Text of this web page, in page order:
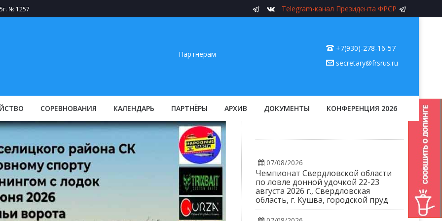
№ 1257 Telegram-канал Президента ФРСР
Партнерам
+7(930)-278-16-57
secretary@frsrus.ru
СОРЕВНОВАНИЯ КАЛЕНДАРЬ ПАРТНЁРЫ АРХИВ ДОКУМЕНТЫ КОНФЕРЕНЦИЯ 2026
07/08/2026
Чемпионат Свердловской области
по ловле донной удочкой 22-23
августа 2026 г., Свердловская
область, г. Кушва, городской пруд